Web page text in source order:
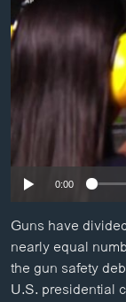
ເອເຊຍ
ອິດສະຫຼະພາບດ້ານກ
ຊີວິດຊາວລາວ
ຊຸມຊົນຊາວລາວ
ວິທະຍາສາດ-ເທັກ
ທຸລະກິດ
ວີດີໂອ
ສຽງ
No
0:00
Guns have
nearly equal
the gun safety
U.S. presidential